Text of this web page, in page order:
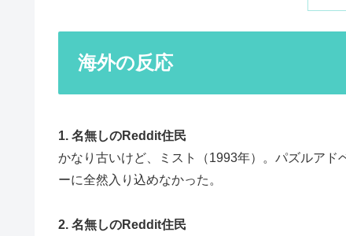
海外の反応
1. 名無しのReddit住民
かなり古いけど、ミスト（1993年）。パズルアド
ーに全然入り込めなかった。
2. 名無しのReddit住民